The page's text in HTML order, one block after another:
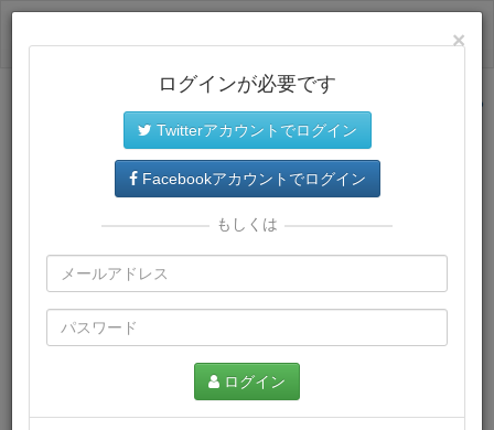
サイトトップに戻る
プレミアム会員では、教材がダウンロードでき、快適な動画
再生環境が提供されます。
×
ログインが必要です
Twitterアカウントでログイン
Facebookアカウントでログイン
もしくは
ログイン